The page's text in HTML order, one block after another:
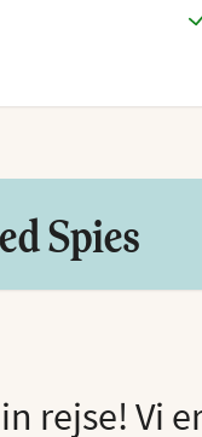
Spies